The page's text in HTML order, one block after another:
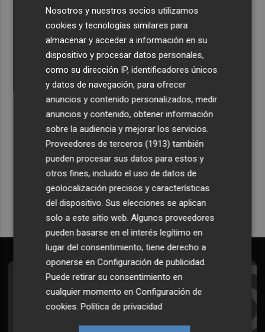
Las '200 vidas' que llevaron a Paco Rabal de Águilas a la
cima del cine: un documental recupera la voz y la mirada
del actor
Recibe toda la actualidad de
Plaza Podcast en tu correo
Quiero suscribirme
Suscríbete al Boletín
Todos los días a primera hora en tu email
Nosotros y nuestros socios utilizamos
cookies y tecnologías similares para
almacenar y acceder a información en su
dispositivo y procesar datos personales,
como su dirección IP, identificadores únicos
y datos de navegación, para ofrecer
anuncios y contenido personalizados, medir
anuncios y contenido, obtener información
sobre la audiencia y mejorar los servicios.
Proveedores de terceros (1913) también
pueden procesar sus datos para estos y
otros fines, incluido el uso de datos de
geolocalización precisos y características
del dispositivo. Sus elecciones se aplican
solo a este sitio web. Algunos proveedores
pueden basarse en el interés legítimo en
lugar del consentimiento; tiene derecho a
oponerse enConfiguración de publicidad.
Puede retirar su consentimiento en
cualquier momento enConfiguración de
cookies.Política de privacidad